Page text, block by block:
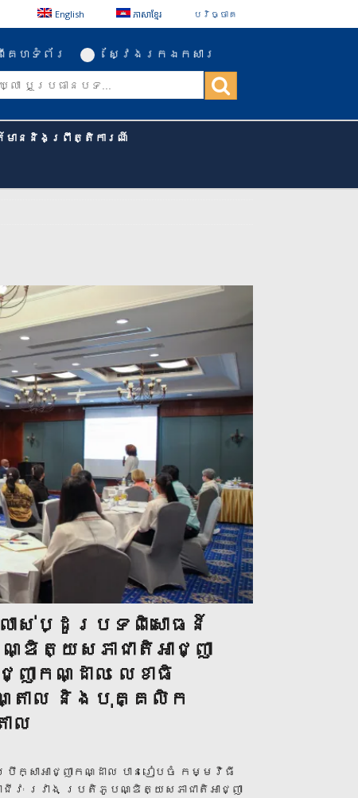
English ភាសាខ្មែរ បរិច្ចាគ
គេហទំព័រ ស្វែងរកឯកសារ
មាននិងព្រឹត្តិការណ៍
ាស់ប្ដូរបទពិសោធន៍
ត្យសភាជាតិអាជ្ញា
ាកណ្ដាល លេខាធិ
ណ្តាល និងបុគ្គលិក
ល
សាអាជ្ញាកណ្ដាល បានរៀបចំ កម្មវិធី
ៈ រវាង ប្រតិភូបណ្ឌិត្យសភាជាតិអាជ្ញា